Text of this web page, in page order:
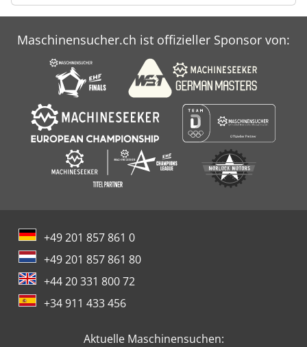
Maschinensucher.ch ist offizieller Sponsor von:
+49 201 857 861 0
+49 201 857 861 80
+44 20 331 800 72
+34 911 433 456
Aktuelle Maschinensuchen: